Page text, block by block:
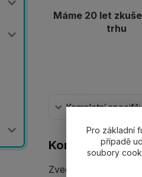
Máme 20 let
trhu
Kompletní
Kompletní
Zvedací pás s oky
Pro základní
případě
soubory